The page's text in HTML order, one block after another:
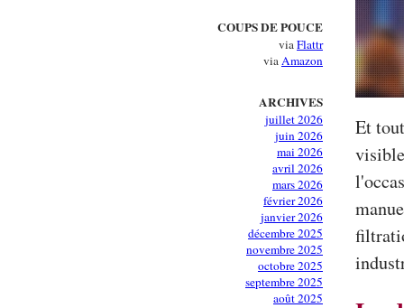
COUPS DE POUCE
viaFlattr
viaAmazon
ARCHIVES
juillet 2026
juin 2026
mai 2026
avril 2026
mars 2026
février 2026
janvier 2026
décembre 2025
novembre 2025
octobre 2025
septembre 2025
août 2025
Et